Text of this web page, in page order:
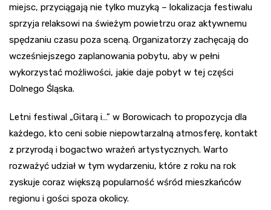
miejsc, przyciągają nie tylko muzyką – lokalizacja festiwalu
sprzyja relaksowi na świeżym powietrzu oraz aktywnemu
spędzaniu czasu poza sceną. Organizatorzy zachęcają do
wcześniejszego zaplanowania pobytu, aby w pełni
wykorzystać możliwości, jakie daje pobyt w tej części
Dolnego Śląska.
Letni festiwal „Gitarą i…” w Borowicach to propozycja dla
każdego, kto ceni sobie niepowtarzalną atmosferę, kontakt
z przyrodą i bogactwo wrażeń artystycznych. Warto
rozważyć udział w tym wydarzeniu, które z roku na rok
zyskuje coraz większą popularność wśród mieszkańców
regionu i gości spoza okolicy.